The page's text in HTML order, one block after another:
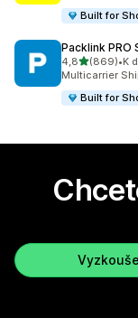
Built for
Packlink PRO
4,8z 5 hvězd
(869)
Celkový počet
•K
Multicarrier
Built for